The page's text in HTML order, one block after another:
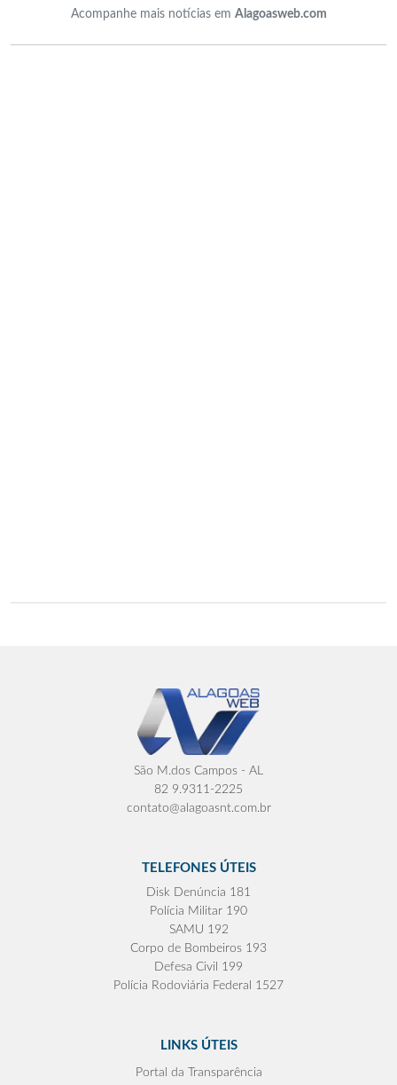
Acompanhe mais notícias em Alagoasweb.com
São M.dos Campos - AL
82 9.9311-2225
contato@alagoasnt.com.br
TELEFONES ÚTEIS
Disk Denúncia 181
Polícia Militar 190
SAMU 192
Corpo de Bombeiros 193
Defesa Civil 199
Polícia Rodoviária Federal 1527
LINKS ÚTEIS
Portal da Transparência